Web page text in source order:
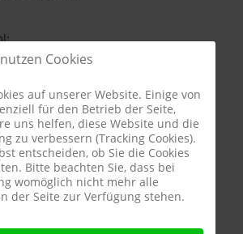
0g
Cookies
auf unserer Website. Einige von
für den Betrieb der Seite,
uns helfen, diese Website und die
zu verbessern (Tracking Cookies).
entscheiden, ob Sie die Cookies
Bitte beachten Sie, dass bei
womöglich nicht mehr alle
der Seite zur Verfügung stehen.